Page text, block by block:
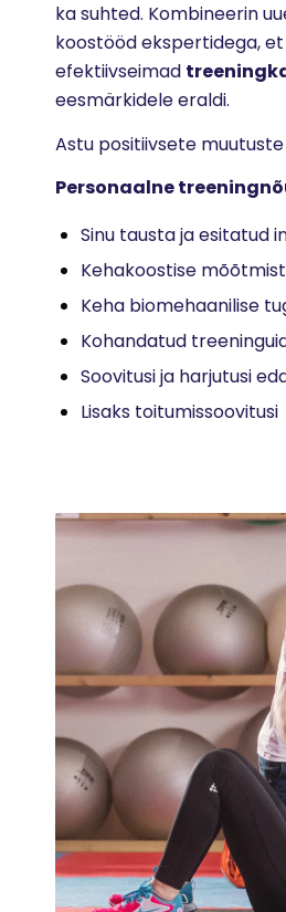
ka suhted. Kombineerin
koostööd ekspertidega,
efektiivseimad
eesmärkidele eraldi.
Astu positiivsete
Personaalne
Sinu tausta ja esitatud
Kehakoostise
Keha biomehaanilise
Kohandatud
Soovitusi ja harjutusi
Lisaks toitumissoovitusi